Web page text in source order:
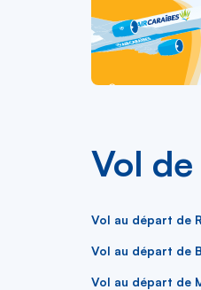
Vol
Vol au départ de
Vol au départ de
Vol au départ de